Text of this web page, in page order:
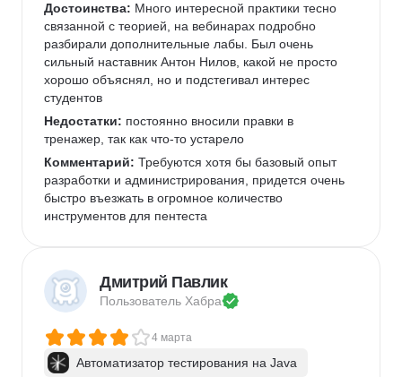
Достоинства: Много интересной практики тесно
связанной с теорией, на вебинарах подробно
разбирали дополнительные лабы. Был очень
сильный наставник Антон Нилов, какой не просто
хорошо объяснял, но и подстегивал интерес
студентов
Недостатки: постоянно вносили правки в
тренажер, так как что-то устарело
Комментарий: Требуются хотя бы базовый опыт
разработки и администрирования, придется очень
быстро въезжать в огромное количество
инструментов для пентеста
Дмитрий Павлик
Пользователь Хабра
4 марта
Автоматизатор тестирования на Java